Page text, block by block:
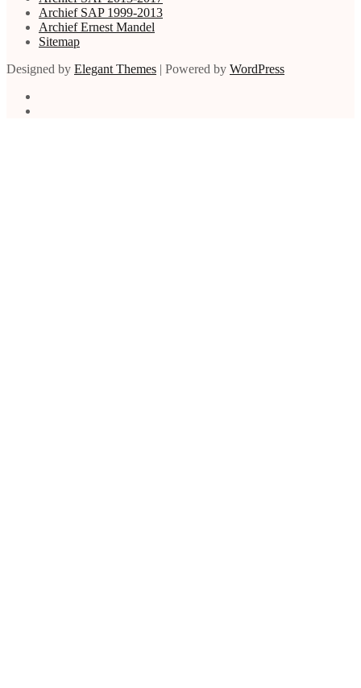
Archief SAP 1999-2013
Archief Ernest Mandel
Sitemap
Designed by Elegant Themes | Powered by WordPress